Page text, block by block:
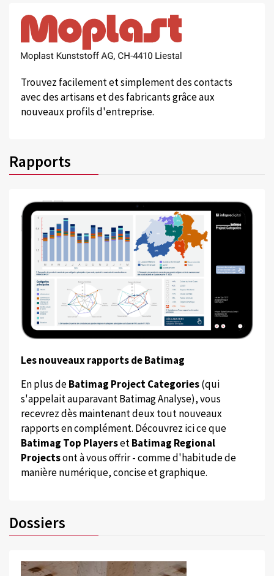
Trouvez facilement et simplement des contacts
avec des artisans et des fabricants grâce aux
nouveaux profils d'entreprise.
Rapports
Les nouveaux rapports de Batimag
En plus deBatimag Project Categories(qui
s'appelait auparavant Batimag Analyse), vous
recevrez dès maintenant deux tout nouveaux
rapports en complément. Découvrez ici ce que
Batimag Top PlayersetBatimag Regional
Projectsont à vous offrir - comme d'habitude de
manière numérique, concise et graphique.
Dossiers